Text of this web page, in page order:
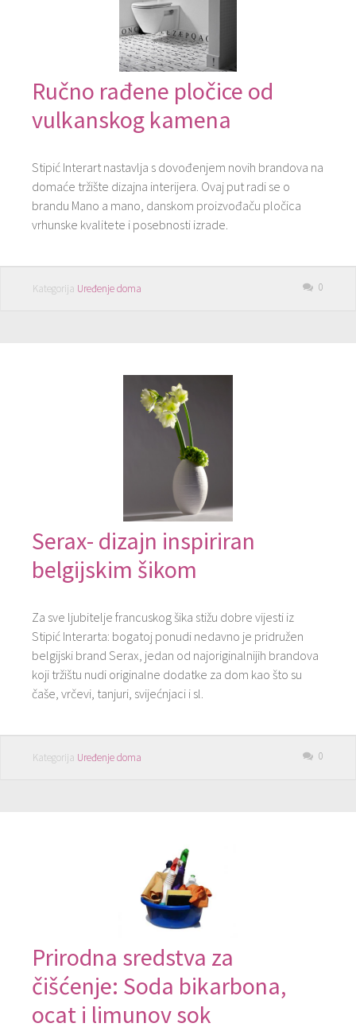
Ručno rađene pločice od
vulkanskog kamena
Stipić Interart nastavlja s dovođenjem novih brandova na
domaće tržište dizajna interijera. Ovaj put radi se o
brandu Mano a mano, danskom proizvođaču pločica
vrhunske kvalitete i posebnosti izrade.
Kategorija Uređenje doma 0
Serax- dizajn inspiriran
belgijskim šikom
Za sve ljubitelje francuskog šika stižu dobre vijesti iz
Stipić Interarta: bogatoj ponudi nedavno je pridružen
belgijski brand Serax, jedan od najoriginalnijih brandova
koji tržištu nudi originalne dodatke za dom kao što su
čaše, vrčevi, tanjuri, svijećnjaci i sl.
Kategorija Uređenje doma 0
Prirodna sredstva za
čišćenje: Soda bikarbona,
ocat i limunov sok